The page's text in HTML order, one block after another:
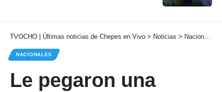
TVOCHO | Últimas noticias de Chepes en Vivo > Noticias > Nacionales
NACIONALES
Le pegaron una